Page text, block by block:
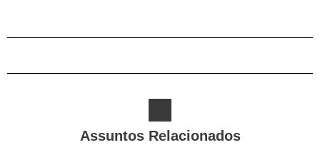
Assuntos Relacionados